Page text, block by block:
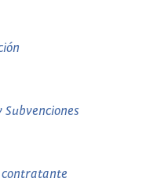
Subvenciones